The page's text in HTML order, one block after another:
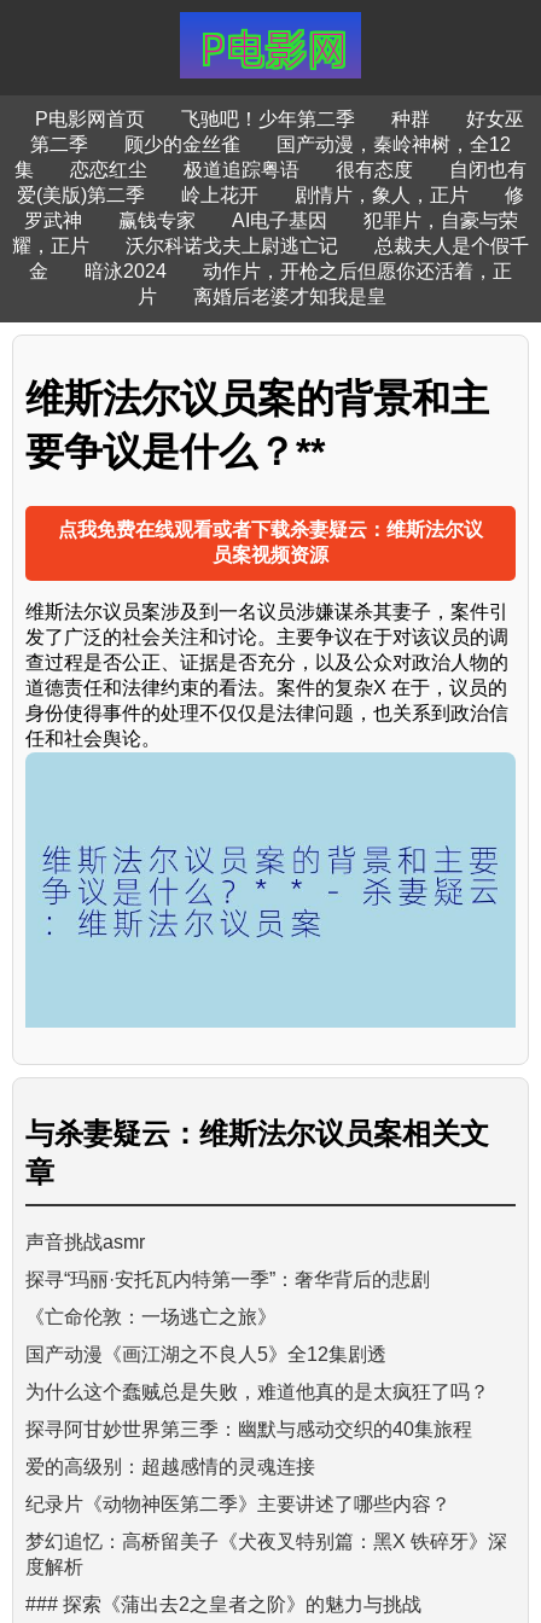
P电影网首页 飞驰吧！少年第二季 种群
好女巫
第二季
顾少的金丝雀
国产动漫，秦岭神树，全12
集
恋恋红尘 极道追踪粤语 很有态度
自闭也有
爱(美版)第二季
岭上花开 剧情片，象人，正片
修
罗武神
赢钱专家 AI电子基因
犯罪片，自豪与荣
耀，正片
沃尔科诺戈夫上尉逃亡记
总裁夫人是个假千
金
暗泳2024
动作片，开枪之后但愿你还活着，正
片
离婚后老婆才知我是皇
维斯法尔议员案的背景和主
要争议是什么？**
点我免费在线观看或者下载杀妻疑云：维斯法尔议
员案视频资源
维斯法尔议员案涉及到一名议员涉嫌谋杀其妻子，案件引
发了广泛的社会关注和讨论。主要争议在于对该议员的调
查过程是否公正、证据是否充分，以及公众对政治人物的
道德责任和法律约束的看法。案件的复杂X 在于，议员的
身份使得事件的处理不仅仅是法律问题，也关系到政治信
任和社会舆论。
与杀妻疑云：维斯法尔议员案相关文
章
声音挑战asmr
探寻“玛丽·安托瓦内特第一季”：奢华背后的悲剧
《亡命伦敦：一场逃亡之旅》
国产动漫《画江湖之不良人5》全12集剧透
为什么这个蠢贼总是失败，难道他真的是太疯狂了吗？
探寻阿甘妙世界第三季：幽默与感动交织的40集旅程
爱的高级别：超越感情的灵魂连接
纪录片《动物神医第二季》主要讲述了哪些内容？
梦幻追忆：高桥留美子《犬夜叉特别篇：黑X 铁碎牙》深
度解析
### 探索《蒲出去2之皇者之阶》的魅力与挑战